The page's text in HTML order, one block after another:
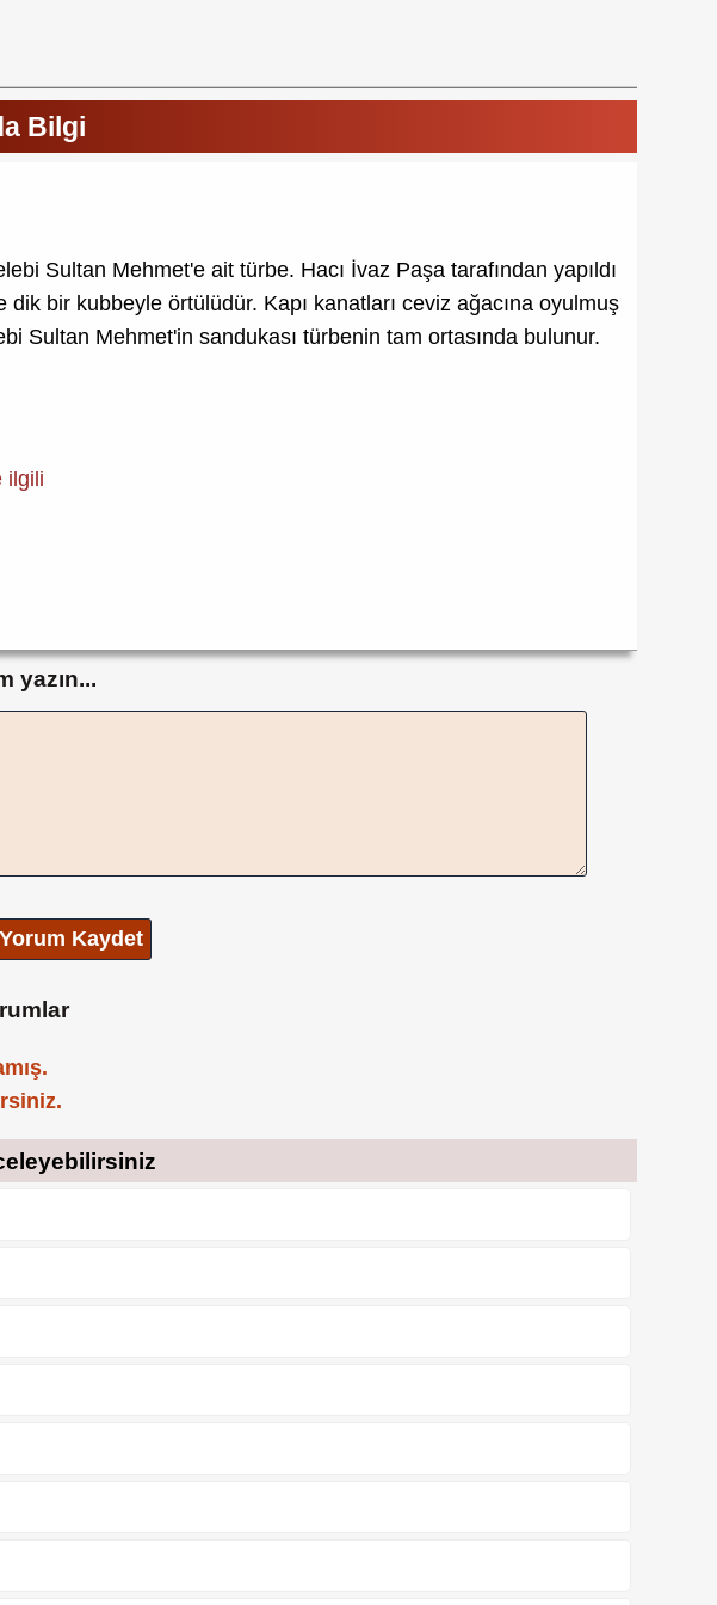
Bilgi
Sultan Mehmet'e ait türbe. Hacı İvaz Paşa tarafından yapıldı
bir kubbeyle örtülüdür. Kapı kanatları ceviz ağacına oyulmuş
Sultan Mehmet'in sandukası türbenin tam ortasında bulunur.
ilgili
yazın...
Yorum Kaydet